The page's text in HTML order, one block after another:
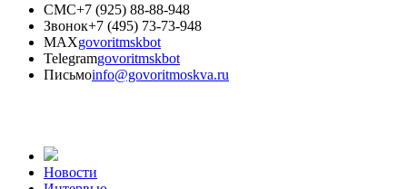
СМС+7 (925) 88-88-948
Звонок+7 (495) 73-73-948
MAXgovoritmskbot
Telegramgovoritmskbot
Письмоinfo@govoritmoskva.ru
Новости